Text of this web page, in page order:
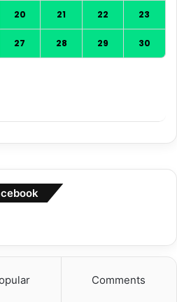
20 21 22 23
27 28 29 30
Comments